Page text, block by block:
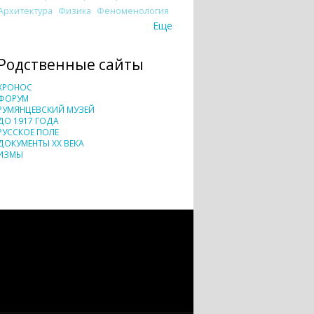
Физика Феноменология
Еще
сайты
МУЗЕЙ
1917 ГОДА
ПОЛЕ
XX ВЕКА